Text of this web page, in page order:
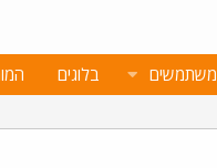
משתמשים בלוגים